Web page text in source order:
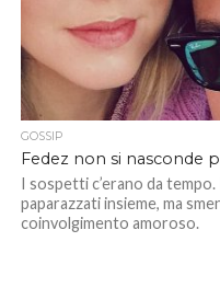
GOSSIP
Fedez non si nasconde
I sospetti c’erano da
paparazzati insieme, ma
coinvolgimento amoroso.